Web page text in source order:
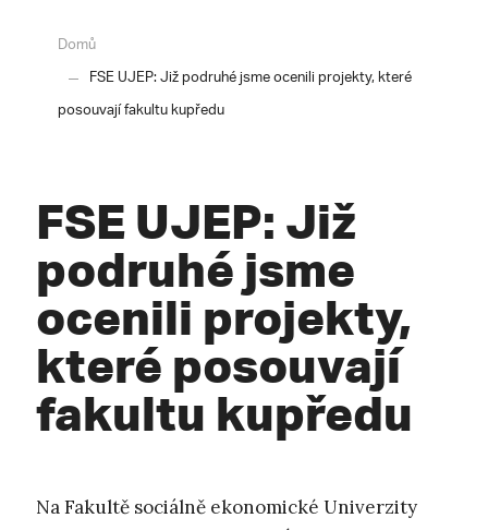
Domů
FSE UJEP: Již podruhé jsme ocenili projekty, které
posouvají fakultu kupředu
FSE UJEP: Již
podruhé jsme
ocenili projekty,
které posouvají
fakultu kupředu
Na Fakultě sociálně ekonomické Univerzity